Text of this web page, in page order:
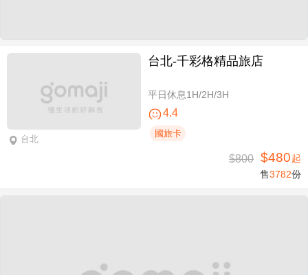
台北
台北-千彩格精品旅店
平日休息1H/2H/3H
4.4
國旅卡
$800 $480起
售3782份